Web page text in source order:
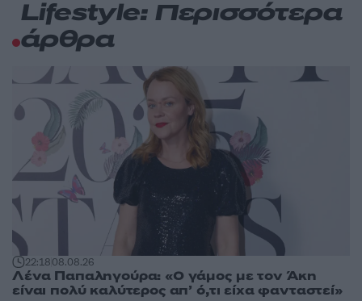
Lifestyle: Περισσότερα
άρθρα
22:1808.08.26
Λένα Παπαληγούρα: «Ο γάμος με τον Άκη
είναι πολύ καλύτερος απ’ ό,τι είχα φανταστεί»